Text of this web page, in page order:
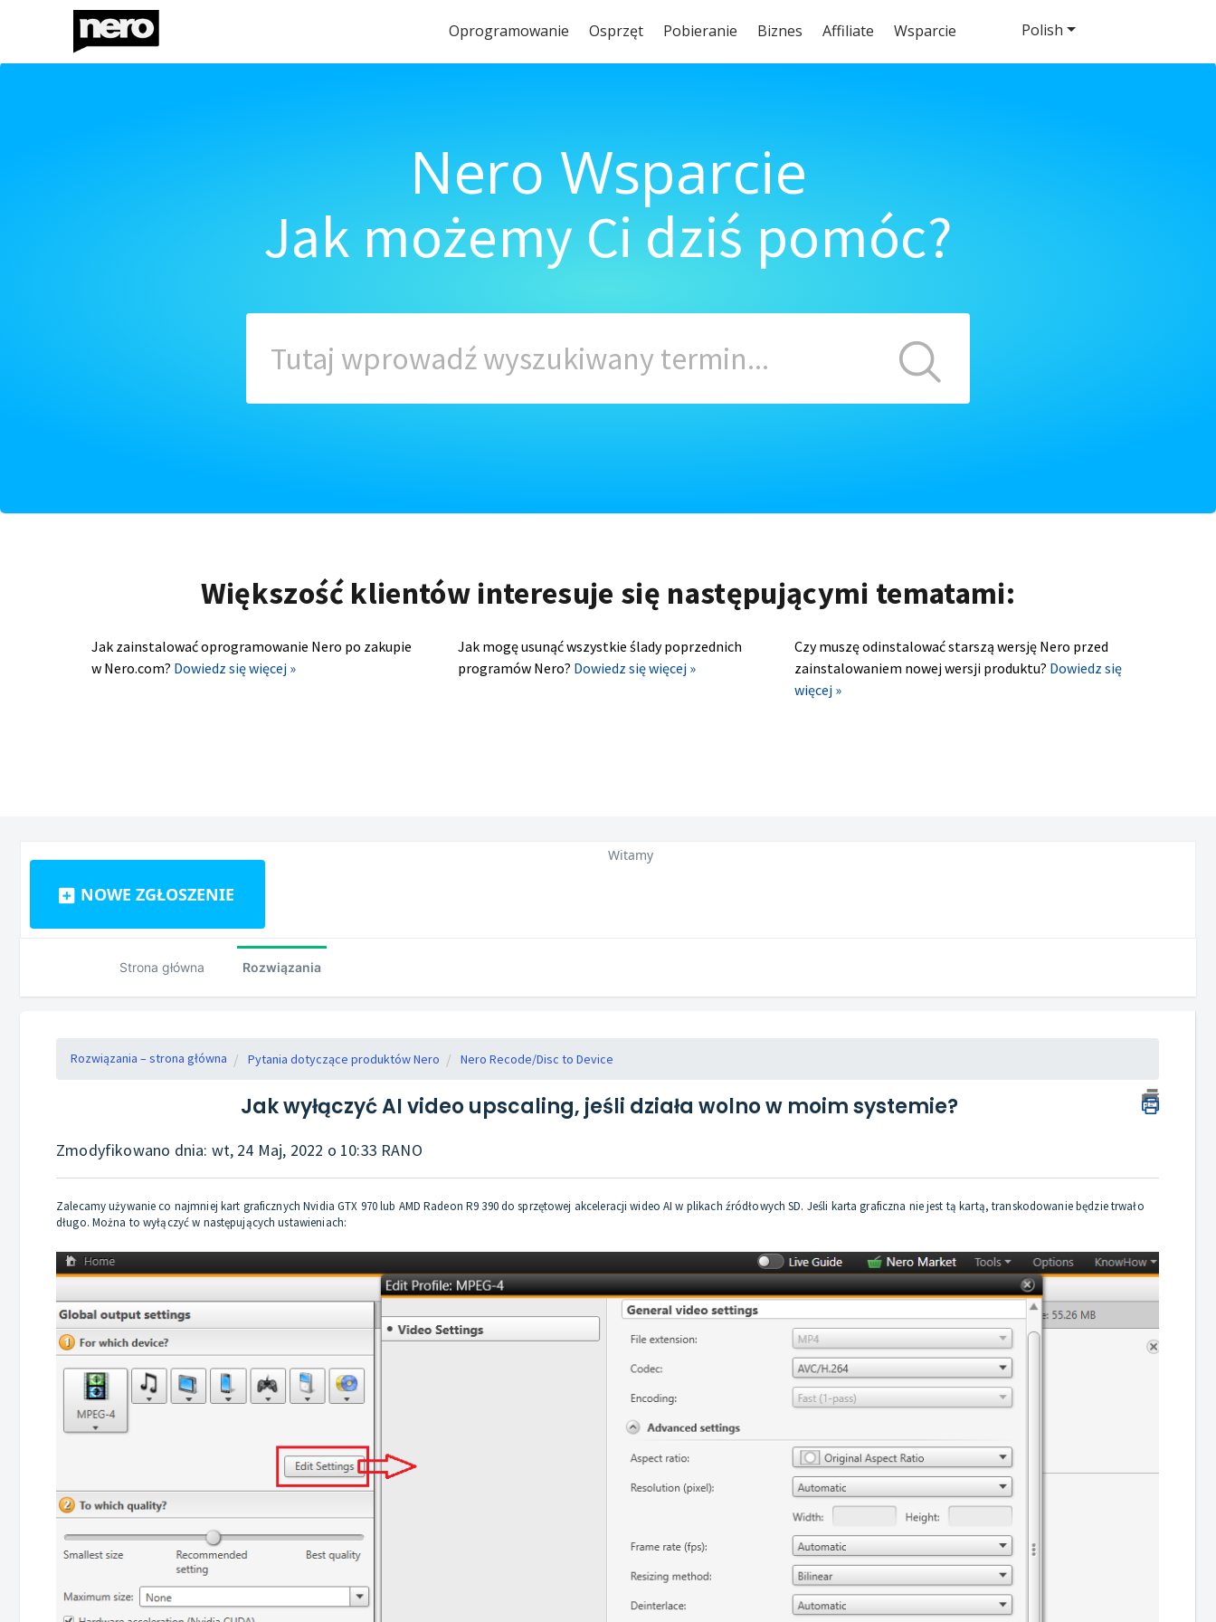
Oprogramowanie Osprzęt Pobieranie Biznes Affiliate Wsparcie
Nero Wsparcie
Jak możemy Ci dziś pomóc?
Większość klientów interesuje się następującymi tematami:
Jak zainstalować oprogramowanie Nero po zakupie
w Nero.com? Dowiedz się więcej »
Jak mogę usunąć wszystkie ślady poprzednich
programów Nero? Dowiedz się więcej »
Czy muszę odinstalować starszą wersję Nero przed
zainstalowaniem nowej wersji produktu? Dowiedz się
więcej »
NOWE ZGŁOSZENIE
Polish
Witamy
Strona główna Rozwiązania
Rozwiązania – strona główna Pytania dotyczące produktów Nero Nero Recode/Disc to Device
Jak wyłączyć AI video upscaling, jeśli działa wolno w moim systemie?
Zmodyfikowano dnia: wt, 24 Maj, 2022 o 10:33 RANO
Zalecamy używanie co najmniej kart graficznych Nvidia GTX 970 lub AMD Radeon R9 390 do sprzętowej akceleracji wideo AI w plikach źródłowych SD. Jeśli karta graficzna nie jest tą kartą, transkodowanie będzie trwało
długo. Można to wyłączyć w następujących ustawieniach: